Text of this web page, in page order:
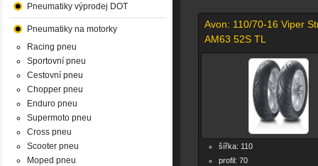
Avon: 110/70-16 Viper
AM63 52S TL
šířka: 110
profil: 70
Pneumatiky výprodej DOT
Pneumatiky na motorky
Racing pneu
Sportovní pneu
Cestovní pneu
Chopper pneu
Enduro pneu
Supermoto pneu
Cross pneu
Scooter pneu
Moped pneu